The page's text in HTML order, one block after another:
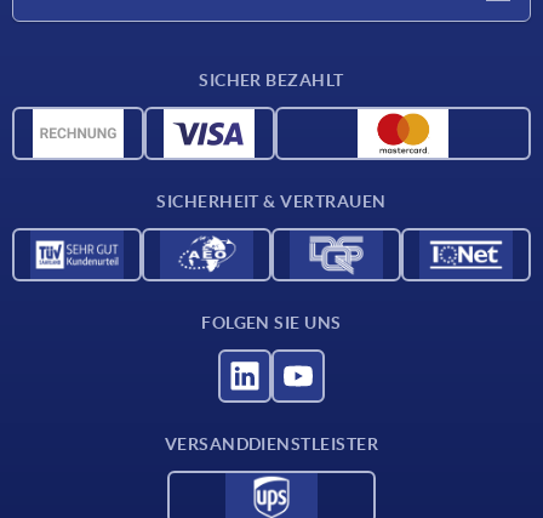
CAD-Daten
SICHER BEZAHLT
SICHERHEIT & VERTRAUEN
FOLGEN SIE UNS
VERSANDDIENSTLEISTER